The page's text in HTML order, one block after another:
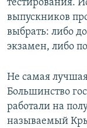
тестирования.
выпускников
выбрать: либо
экзамен, либо
Не самая
Большинство
работали на
называемый